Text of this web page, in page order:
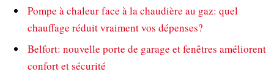
Pompe à chaleur face à la chaudière au gaz: quel
chauffage réduit vraiment vos dépenses?
Belfort: nouvelle porte de garage et fenêtres améliorent
confort et sécurité